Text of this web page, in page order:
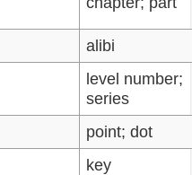
alibi
level number;
series
point; dot
key